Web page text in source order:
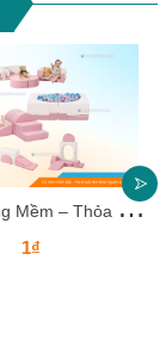
B
ộ Vận Động Mềm – Thỏa Sức Sáng Tạo & Leo Trèo Cho Bé
1₫